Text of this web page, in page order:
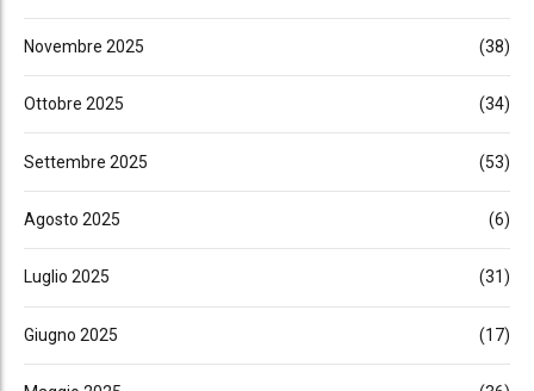
Novembre 2025 (38)
Ottobre 2025 (34)
Settembre 2025 (53)
Agosto 2025 (6)
Luglio 2025 (31)
Giugno 2025 (17)